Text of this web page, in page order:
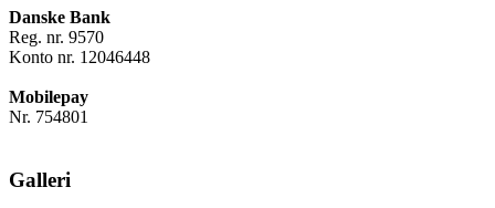
Danske Bank
Reg. nr. 9570
Konto nr. 12046448
Mobilepay
Nr. 754801
Galleri